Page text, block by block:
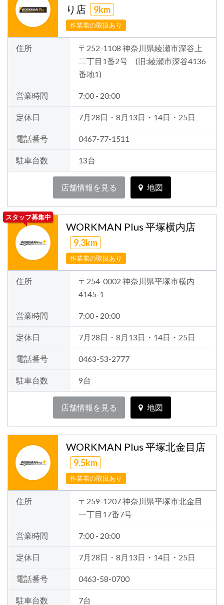
り店
9km
作業着の取扱あり
住所
〒252-1108 神奈川県綾瀬市深谷上
二丁目1番2号 (旧:綾瀬市深谷4136
番地1)
営業時間 7:00 - 20:00
定休日 7月28日・8月13日・14日・25日
電話番号 0467-77-1511
駐車台数 13台
店舗情報を見る 地図
スタッフ募集中
WORKMAN Plus 平塚横内店
9.3km
作業着の取扱あり
住所
〒254-0002 神奈川県平塚市横内
4145-1
営業時間 7:00 - 20:00
定休日 7月28日・8月13日・14日・25日
電話番号 0463-53-2777
駐車台数 9台
店舗情報を見る 地図
WORKMAN Plus 平塚北金目店
9.5km
作業着の取扱あり
住所
〒259-1207 神奈川県平塚市北金目
一丁目17番7号
営業時間 7:00 - 20:00
定休日 7月28日・8月13日・14日・25日
電話番号 0463-58-0700
駐車台数 7台